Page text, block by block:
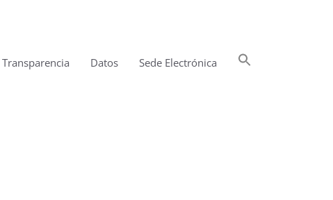
Transparencia Datos Sede Electrónica